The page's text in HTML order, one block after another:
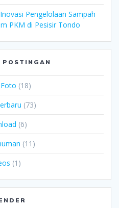
Pengelolaan Sampah
PKM di Pesisir Tondo
POSTINGAN
(18)
(73)
(6)
(11)
(1)